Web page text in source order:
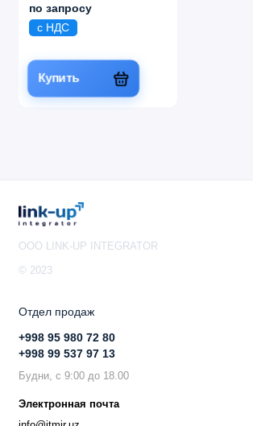
по запросу
с НДС
Купить
OOO LINK-UP INTEGRATOR
© 2023
Отдел продаж
+998 95 980 72 80
+998 99 537 97 13
Будни, с 9:00 до 18.00
Электронная почта